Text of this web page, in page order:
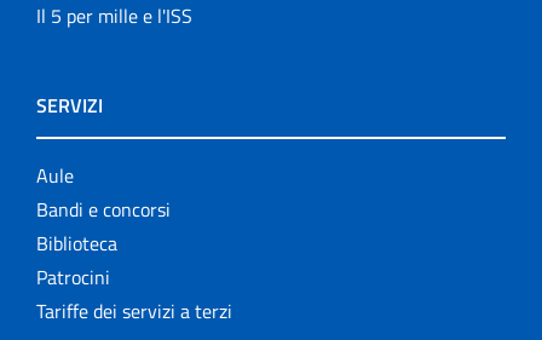
Il 5 per mille e l'ISS
SERVIZI
Aule
Bandi e concorsi
Biblioteca
Patrocini
Tariffe dei servizi a terzi